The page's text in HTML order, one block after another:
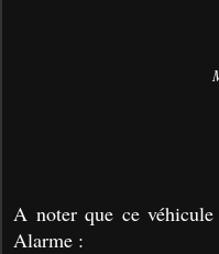
A noter que ce
Alarme :